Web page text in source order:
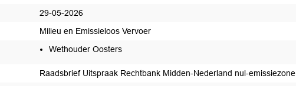
29-05-2026
Milieu en Emissieloos Vervoer
Wethouder Oosters
Raadsbrief Uitspraak Rechtbank Midden-Nederland nul-emissiezone